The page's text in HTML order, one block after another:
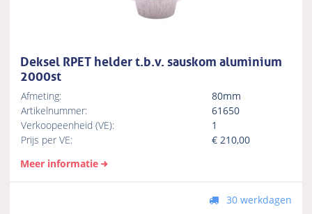
Deksel RPET helder t.b.v. sauskom aluminium
2000st
Afmeting:
80mm
Artikelnummer:
61650
Verkoopeenheid (VE):
1
Prijs per VE:
€ 210,00
Meer informatie
30 werkdagen